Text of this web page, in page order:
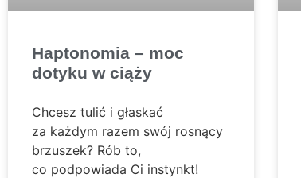
Haptonomia – moc
dotyku w ciąży
Chcesz tulić i głaskać
za każdym razem swój rosnący
brzuszek? Rób to,
co podpowiada Ci instynkt!